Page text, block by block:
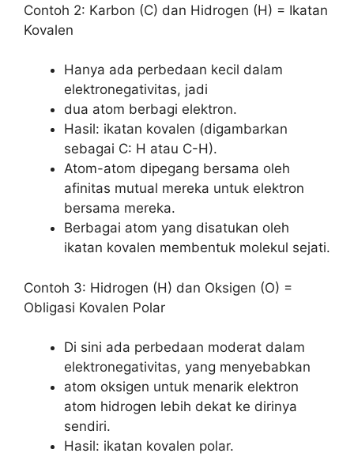
Contoh 2: Karbon (C) dan Hidrogen (H) = Ikatan
Kovalen
Hanya ada perbedaan kecil dalam
elektronegativitas, jadi
dua atom berbagi elektron.
Hasil: ikatan kovalen (digambarkan
sebagai C: H atau C-H).
Atom-atom dipegang bersama oleh
afinitas mutual mereka untuk elektron
bersama mereka.
Berbagai atom yang disatukan oleh
ikatan kovalen membentuk molekul sejati.
Contoh 3: Hidrogen (H) dan Oksigen (O) =
Obligasi Kovalen Polar
Di sini ada perbedaan moderat dalam
elektronegativitas, yang menyebabkan
atom oksigen untuk menarik elektron
atom hidrogen lebih dekat ke dirinya
sendiri.
Hasil: ikatan kovalen polar.